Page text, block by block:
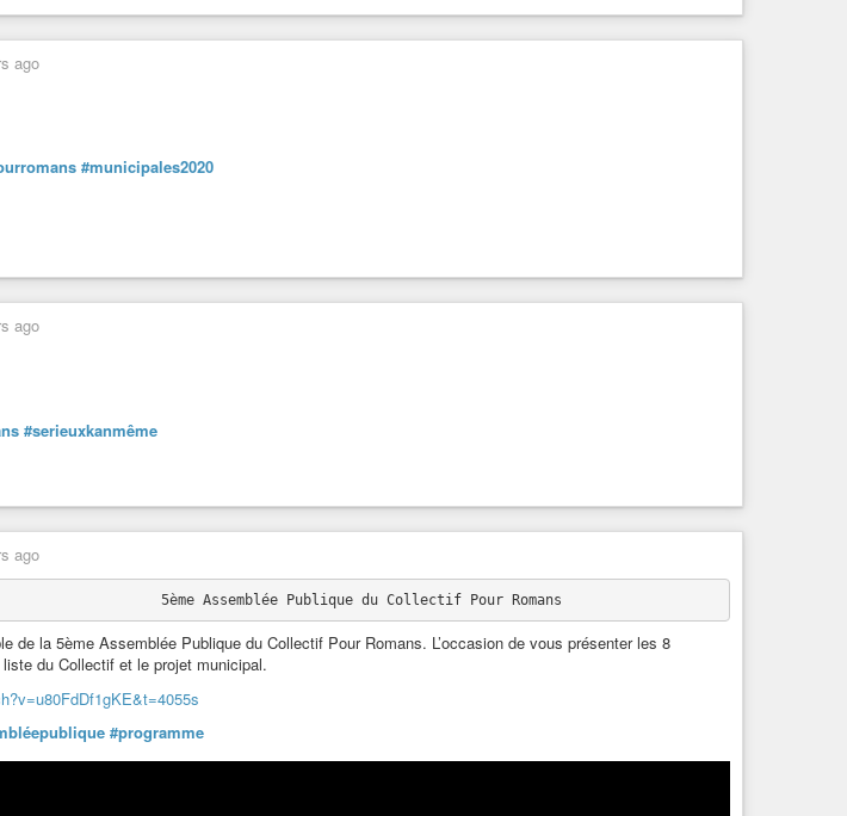
ago
#municipales2020
ago
#serieuxkanmême
ago
de la 5ème Assemblée Publique du Collectif Pour Romans. L’occasion de vous présenter les 8
liste du Collectif et le projet municipal.
#programme